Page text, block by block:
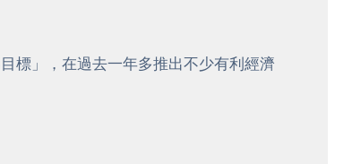
標」，在過去一年多推出不少有利經濟